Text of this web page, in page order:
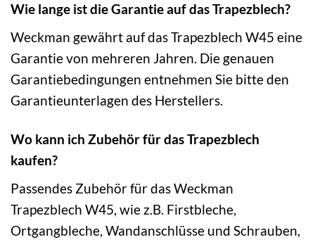
Wie lange ist die Garantie auf das Trapezblech?
Weckman gewährt auf das Trapezblech W45 eine
Garantie von mehreren Jahren. Die genauen
Garantiebedingungen entnehmen Sie bitte den
Garantieunterlagen des Herstellers.
Wo kann ich Zubehör für das Trapezblech
kaufen?
Passendes Zubehör für das Weckman
Trapezblech W45, wie z.B. Firstbleche,
Ortgangbleche, Wandanschlüsse und Schrauben,